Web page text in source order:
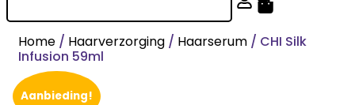
Home / Haarverzorging / Haarserum / CHI Silk
Infusion 59ml
Aanbieding!